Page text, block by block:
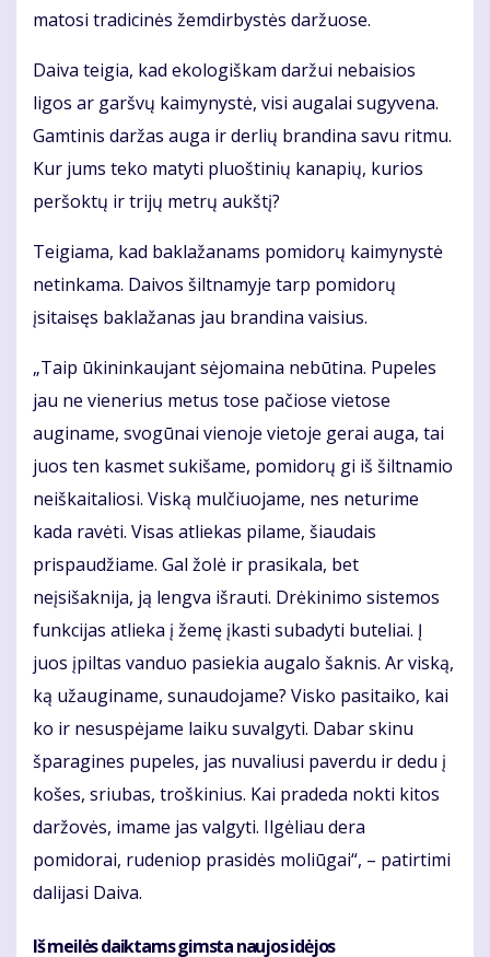
matosi tradicinės žemdirbystės daržuose.
Daiva teigia, kad ekologiškam daržui nebaisios
ligos ar garšvų kaimynystė, visi augalai sugyvena.
Gamtinis daržas auga ir derlių brandina savu ritmu.
Kur jums teko matyti pluoštinių kanapių, kurios
peršoktų ir trijų metrų aukštį?
Teigiama, kad baklažanams pomidorų kaimynystė
netinkama. Daivos šiltnamyje tarp pomidorų
įsitaisęs baklažanas jau brandina vaisius.
„Taip ūkininkaujant sėjomaina nebūtina. Pupeles
jau ne vienerius metus tose pačiose vietose
auginame, svogūnai vienoje vietoje gerai auga, tai
juos ten kasmet sukišame, pomidorų gi iš šiltnamio
neiškaitaliosi. Viską mulčiuojame, nes neturime
kada ravėti. Visas atliekas pilame, šiaudais
prispaudžiame. Gal žolė ir prasikala, bet
neįsišaknija, ją lengva išrauti. Drėkinimo sistemos
funkcijas atlieka į žemę įkasti subadyti buteliai. Į
juos įpiltas vanduo pasiekia augalo šaknis. Ar viską,
ką užauginame, sunaudojame? Visko pasitaiko, kai
ko ir nesuspėjame laiku suvalgyti. Dabar skinu
šparagines pupeles, jas nuvaliusi paverdu ir dedu į
košes, sriubas, troškinius. Kai pradeda nokti kitos
daržovės, imame jas valgyti. Ilgėliau dera
pomidorai, rudeniop prasidės moliūgai“, – patirtimi
dalijasi Daiva.
Iš meilės daiktams gimsta naujos idėjos